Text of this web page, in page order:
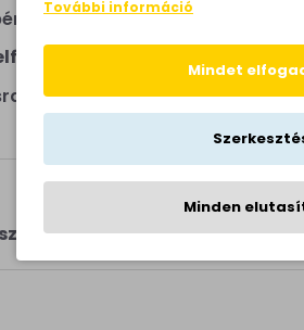
átutalásos vagy
nem
a Watt-art Kft. a befizetett
létrejöttét és a
További információ
Mindet
Minden